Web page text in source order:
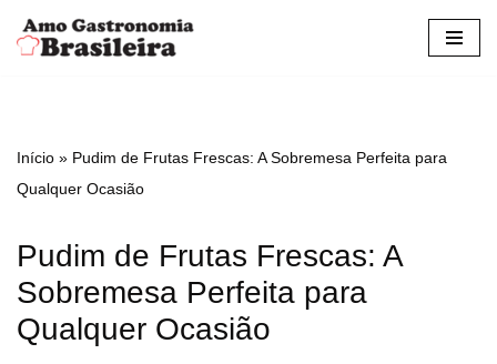
Pular
conteúdo
Início » Pudim de Frutas Frescas: A Sobremesa Perfeita para
Qualquer Ocasião
Pudim de Frutas Frescas: A
Sobremesa Perfeita para
Qualquer Ocasião